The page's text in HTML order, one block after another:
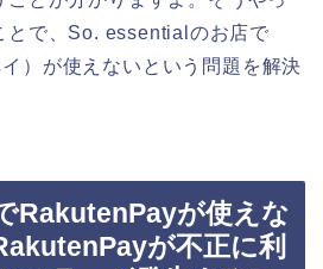
とで、So. essentialのお店で
）が使えないという問題を解決
RakutenPayが使えな
が不正に利